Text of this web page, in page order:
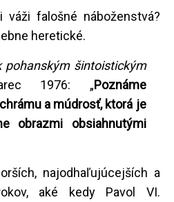
váži falošné náboženstvá?
heretické.
pohanským šintoistickým
1976: „Poznáme
a múdrosť, ktorá je
obrazmi obsiahnutými
najodhaľujúcejších a
aké kedy Pavol VI.